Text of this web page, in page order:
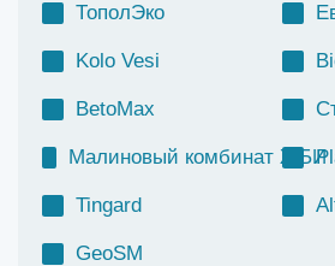
ТополЭко
Kolo Vesi
BetoMax
Малиновый комбинат ЖБИ
Tingard
GeoSM